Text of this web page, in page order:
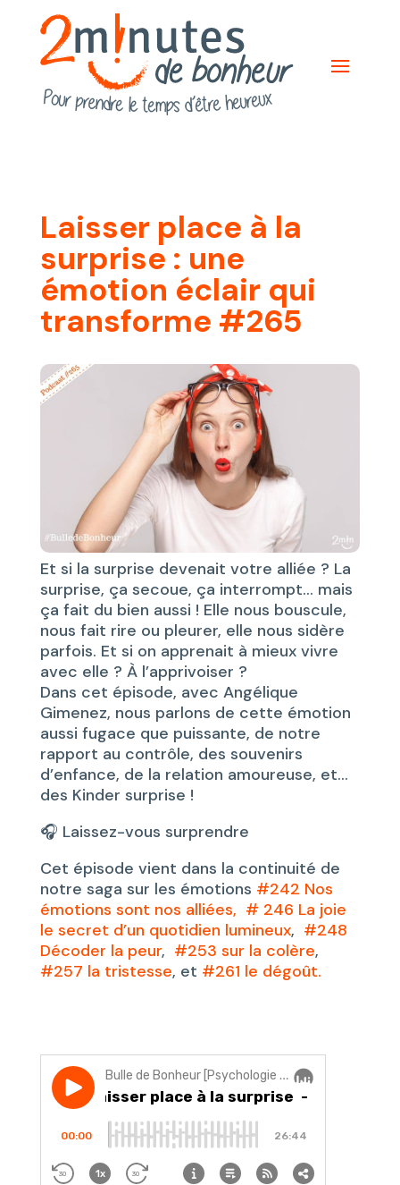
Laisser place à la
surprise : une
émotion éclair qui
transforme #265
Et si la surprise devenait votre alliée ? La
surprise, ça secoue, ça interrompt… mais
ça fait du bien aussi ! Elle nous bouscule,
nous fait rire ou pleurer, elle nous sidère
parfois. Et si on apprenait à mieux vivre
avec elle ? À l’apprivoiser ?
Dans cet épisode, avec Angélique
Gimenez, nous parlons de cette émotion
aussi fugace que puissante, de notre
rapport au contrôle, des souvenirs
d’enfance, de la relation amoureuse, et…
des Kinder surprise !
🎧 Laissez-vous surprendre
Cet épisode vient dans la continuité de
notre saga sur les émotions #242 Nos
émotions sont nos alliées, # 246 La joie
le secret d’un quotidien lumineux, #248
Décoder la peur, #253 sur la colère,
#257 la tristesse, et #261 le dégoût.